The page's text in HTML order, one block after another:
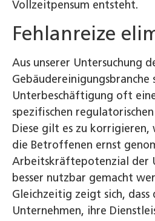
Vollzeitpensum entsteht.
Fehlanreize
Aus unserer Untersuchung
Gebäudereinigungsbranche
Unterbeschäftigung oft
spezifischen
Diese gilt es zu korrigieren,
die Betroffenen ernst
Arbeitskräftepotenzial der
besser nutzbar gemacht
Gleichzeitig zeigt sich, dass
Unternehmen, ihre